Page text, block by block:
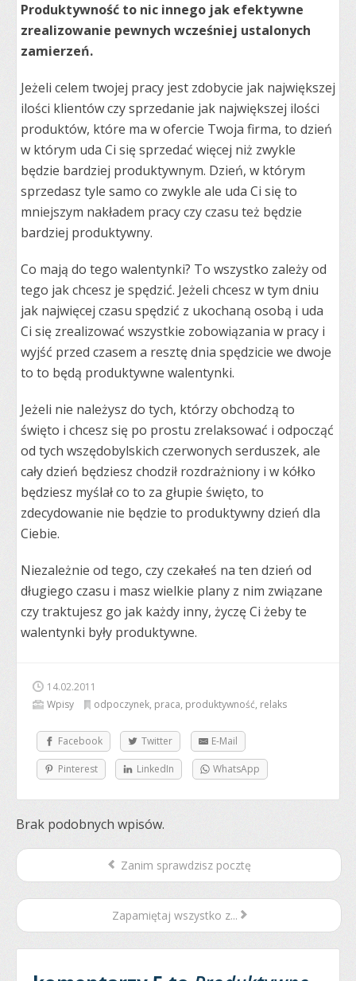
Produktywność to nic innego jak efektywne
zrealizowanie pewnych wcześniej ustalonych
zamierzeń.
Jeżeli celem twojej pracy jest zdobycie jak największej
ilości klientów czy sprzedanie jak największej ilości
produktów, które ma w ofercie Twoja firma, to dzień
w którym uda Ci się sprzedać więcej niż zwykle
będzie bardziej produktywnym. Dzień, w którym
sprzedasz tyle samo co zwykle ale uda Ci się to
mniejszym nakładem pracy czy czasu też będzie
bardziej produktywny.
Co mają do tego walentynki? To wszystko zależy od
tego jak chcesz je spędzić. Jeżeli chcesz w tym dniu
jak najwięcej czasu spędzić z ukochaną osobą i uda
Ci się zrealizować wszystkie zobowiązania w pracy i
wyjść przed czasem a resztę dnia spędzicie we dwoje
to to będą produktywne walentynki.
Jeżeli nie należysz do tych, którzy obchodzą to
święto i chcesz się po prostu zrelaksować i odpocząć
od tych wszędobylskich czerwonych serduszek, ale
cały dzień będziesz chodził rozdrażniony i w kółko
będziesz myślał co to za głupie święto, to
zdecydowanie nie będzie to produktywny dzień dla
Ciebie.
Niezależnie od tego, czy czekałeś na ten dzień od
długiego czasu i masz wielkie plany z nim związane
czy traktujesz go jak każdy inny, życzę Ci żeby te
walentynki były produktywne.
14.02.2011
Wpisy
odpoczynek, praca, produktywność, relaks
Facebook Twitter E-Mail
Pinterest LinkedIn WhatsApp
Brak podobnych wpisów.
Zanim sprawdzisz pocztę
Zapamiętaj wszystko z...